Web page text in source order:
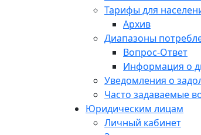
Тарифы для
Архив
Диапазоны
Вопрос-Ответ
Информация о
Уведомления о
Часто задаваемые
Юридическим лицам
Личный кабинет